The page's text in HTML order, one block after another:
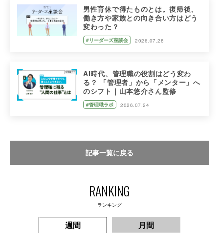
男性育休で得たものとは。復帰後、
働き方や家族との向き合い方はどう
変わった？
#リーダーズ座談会 2026.07.28
AI時代、管理職の役割はどう変わ
る？ 「管理者」から「メンター」へ
のシフト｜山本悠介さん監修
#管理職ラボ 2026.07.24
記事一覧に戻る
RANKING
ランキング
週間 月間